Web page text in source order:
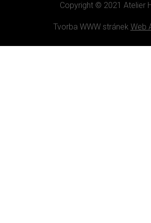
Copyright © 2021 Atelier
Tvorba WWW stránek Web